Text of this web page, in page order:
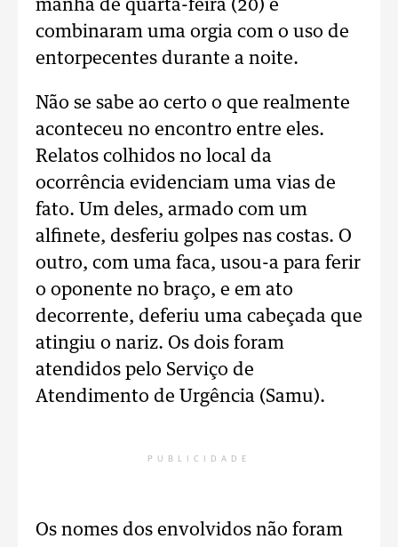
manhã de quarta-feira (20) e
combinaram uma orgia com o uso de
entorpecentes durante a noite.
Não se sabe ao certo o que realmente
aconteceu no encontro entre eles.
Relatos colhidos no local da
ocorrência evidenciam uma vias de
fato. Um deles, armado com um
alfinete, desferiu golpes nas costas. O
outro, com uma faca, usou-a para ferir
o oponente no braço, e em ato
decorrente, deferiu uma cabeçada que
atingiu o nariz. Os dois foram
atendidos pelo Serviço de
Atendimento de Urgência (Samu).
PUBLICIDADE
Os nomes dos envolvidos não foram